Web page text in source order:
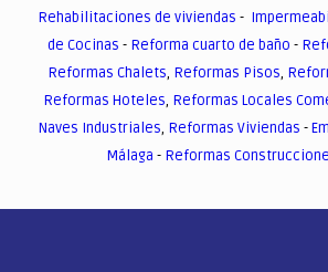
Rehabilitaciones de viviendas -
de Cocinas - Reforma cuarto de baño -
Reformas Chalets, Reformas Pisos,
Reformas Hoteles, Reformas Locales
Naves Industriales, Reformas Viviendas -
Málaga - Reformas